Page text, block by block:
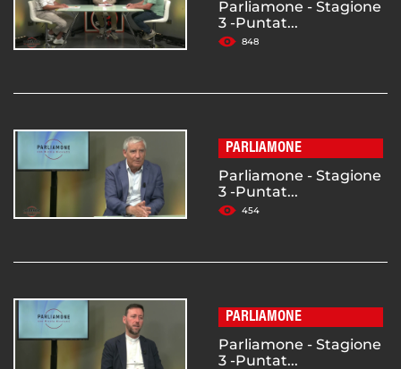
Parliamone - Stagione
3 -Puntat...
848
PARLIAMONE
Parliamone - Stagione
3 -Puntat...
454
PARLIAMONE
Parliamone - Stagione
3 -Puntat...